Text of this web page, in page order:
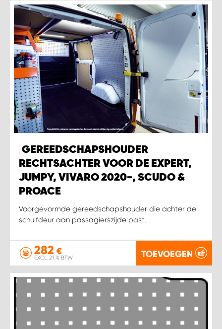
GEREEDSCHAPSHOUDER
RECHTSACHTER VOOR DE EXPERT,
JUMPY, VIVARO 2020-, SCUDO &
PROACE
Voorgevormde gereedschapshouder die achter de
schuifdeur aan passagierszijde past.
282 €
EXCL. 21 % BTW TOEVOEGEN